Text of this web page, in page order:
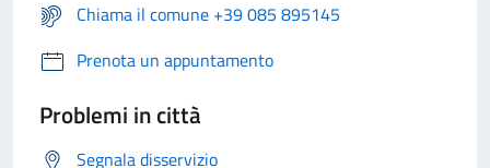
Chiama il comune +39 085 895145
Prenota un appuntamento
Problemi in città
Segnala disservizio